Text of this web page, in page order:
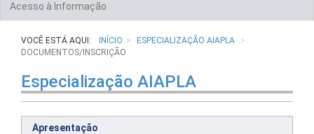
Acesso à Informação
VOCÊ ESTÁ AQUI: INÍCIO
ESPECIALIZAÇÃO AIAPLA
DOCUMENTOS/INSCRIÇÃO
Especialização AIAPLA
Apresentação